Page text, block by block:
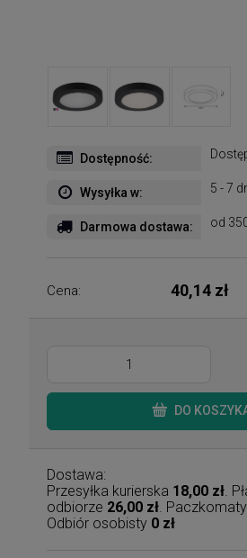
Dostępność:
Wysyłka w: 5 - 7
Darmowa dostawa: od
Cena: 40,14 zł
DO
Dostawa:
Przesyłka kurierska 18,00 zł .
odbiorze 26,00 zł .
Odbiór osobisty 0 zł